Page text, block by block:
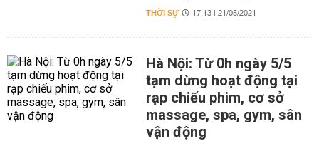
THỜI SỰ 17:13 | 21/05/2021
Hà Nội: Từ 0h ngày 5/5
tạm dừng hoạt động tại
rạp chiếu phim, cơ sở
massage, spa, gym, sân
vận động